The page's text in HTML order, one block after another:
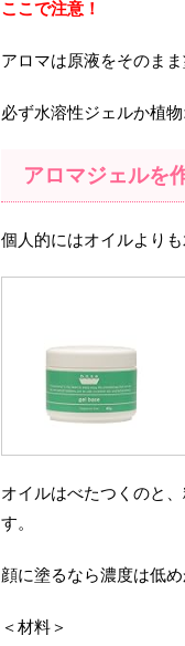
ここで注意！
アロマは原液をそのま
必ず水溶性ジェルか植
アロマジェルを
個人的にはオイルより
オイルはべたつくのと
す。
顔に塗るなら濃度は低
＜材料＞